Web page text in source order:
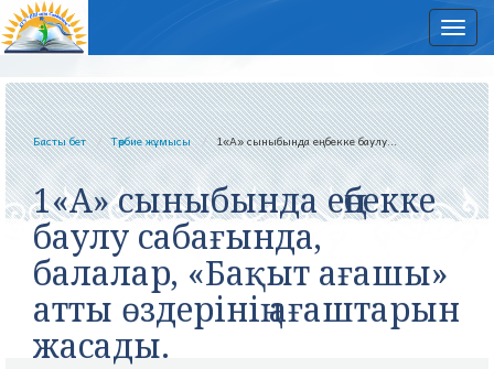
Басты бет Тәрбие жұмысы 1«А» сыныбында еңбекке баулу...
1«А» сыныбында еңбекке
баулу сабағында,
балалар, «Бақыт ағашы»
атты өздерінің ағаштарын
жасады.